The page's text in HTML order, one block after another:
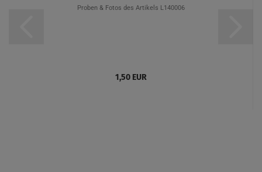
Proben & Fotos des Artikels L140006
1,50 EUR